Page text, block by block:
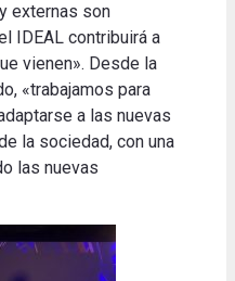
externas son
IDEAL contribuirá a
vienen». Desde la
«trabajamos para
a las nuevas
la sociedad, con una
las nuevas